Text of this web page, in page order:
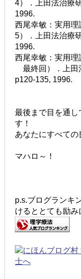
4）．上田法治療
1996.
西尾幸敏：実用
5）．上田法治療
1996.
西尾幸敏：実用
最終回）．上田
p120-135, 1996.
最後まで目を通し
す！
あなたにすべての
マハロ～！
p.s.ブログランキ
けるととても励み